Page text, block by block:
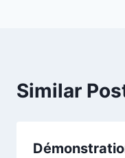
Similar